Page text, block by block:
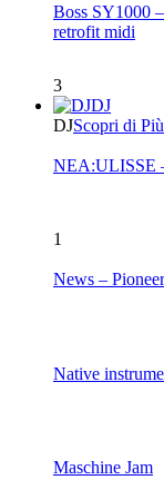
Boss SY1000
retrofit midi
3
DJ
DJScopri di Più
NEA:ULISSE
1
News –
Native
Maschine Jam